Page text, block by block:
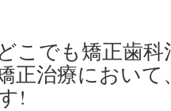
こでも矯正歯
正治療において
!